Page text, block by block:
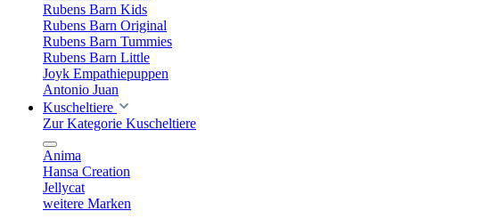
Rubens Barn Kids
Rubens Barn Original
Rubens Barn Tummies
Rubens Barn Little
Joyk Empathiepuppen
Antonio Juan
Kuscheltiere
Zur Kategorie Kuscheltiere
Anima
Hansa Creation
Jellycat
weitere Marken